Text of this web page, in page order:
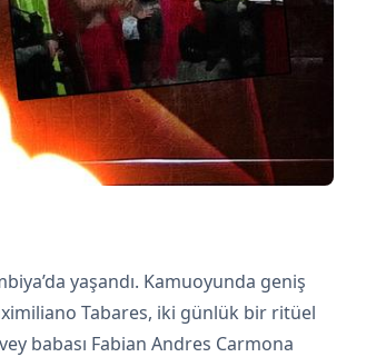
yaşandı. Kamuoyunda geniş
Tabares, iki günlük bir ritüel
babası Fabian Andres Carmona